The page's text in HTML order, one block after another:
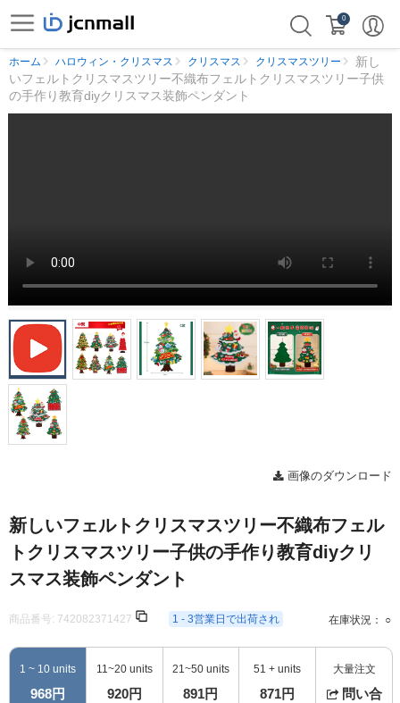
0
ホーム ハロウィン・クリスマス クリスマス クリスマスツリー
新し
いフェルトクリスマスツリー不織布フェルトクリスマスツリー子供
の手作り教育diyクリスマス装飾ペンダント
画像のダウンロード
新しいフェルトクリスマスツリー不織布フェル
トクリスマスツリー子供の手作り教育diyクリ
スマス装飾ペンダント
商品番号: 742082371427 1 - 3営業日で出荷され 在庫状況： ○
1 ~ 10 units
968円
11~20 units
920円
21~50 units
891円
51 + units
871円
大量注文
問い合